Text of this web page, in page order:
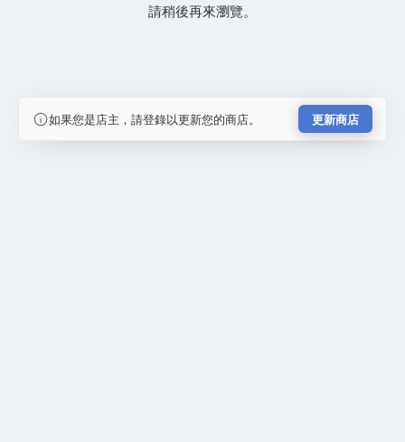
請稍後再來瀏覽。
如果您是店主，請登錄以更新您的商店。 更新商店